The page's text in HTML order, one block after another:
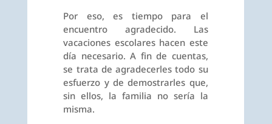
Por eso, es tiempo para el
encuentro agradecido. Las
vacaciones escolares hacen este
día necesario. A fin de cuentas,
se trata de agradecerles todo su
esfuerzo y de demostrarles que,
sin ellos, la familia no sería la
misma.